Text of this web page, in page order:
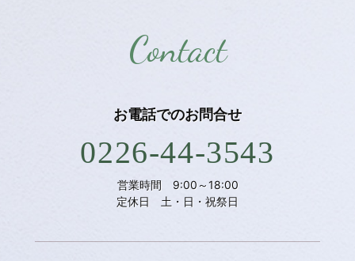
Contact
お電話でのお問合せ
0226-44-3543
営業時間 9:00～18:00
定休日 土・日・祝祭日